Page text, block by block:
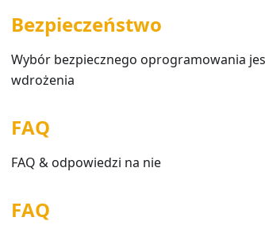
Bezpieczeństwo
Wybór bezpiecznego oprogramowania
wdrożenia
FAQ
FAQ & odpowiedzi na nie
FAQ